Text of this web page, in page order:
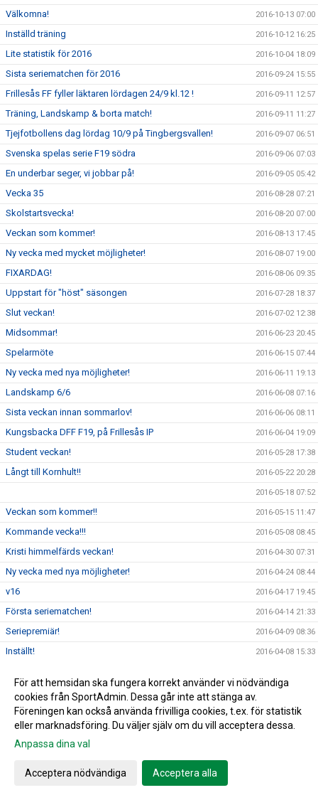
Välkomna! 2016-10-13 07:00
Inställd träning 2016-10-12 16:25
Lite statistik för 2016 2016-10-04 18:09
Sista seriematchen för 2016 2016-09-24 15:55
Frillesås FF fyller läktaren lördagen 24/9 kl.12 ! 2016-09-11 12:57
Träning, Landskamp & borta match! 2016-09-11 11:27
Tjejfotbollens dag lördag 10/9 på Tingbergsvallen! 2016-09-07 06:51
Svenska spelas serie F19 södra 2016-09-06 07:03
En underbar seger, vi jobbar på! 2016-09-05 05:42
Vecka 35 2016-08-28 07:21
Skolstartsvecka! 2016-08-20 07:00
Veckan som kommer! 2016-08-13 17:45
Ny vecka med mycket möjligheter! 2016-08-07 19:00
FIXARDAG! 2016-08-06 09:35
Uppstart för "höst" säsongen 2016-07-28 18:37
Slut veckan! 2016-07-02 12:38
Midsommar! 2016-06-23 20:45
Spelarmöte 2016-06-15 07:44
Ny vecka med nya möjligheter! 2016-06-11 19:13
Landskamp 6/6 2016-06-08 07:16
Sista veckan innan sommarlov! 2016-06-06 08:11
Kungsbacka DFF F19, på Frillesås IP 2016-06-04 19:09
Student veckan! 2016-05-28 17:38
Långt till Kornhult!! 2016-05-22 20:28
2016-05-18 07:52
Veckan som kommer!! 2016-05-15 11:47
Kommande vecka!!! 2016-05-08 08:45
Kristi himmelfärds veckan! 2016-04-30 07:31
Ny vecka med nya möjligheter! 2016-04-24 08:44
v16 2016-04-17 19:45
Första seriematchen! 2016-04-14 21:33
Seriepremiär! 2016-04-09 08:36
Inställt! 2016-04-08 15:33
Kommande vecka! 2016-03-26 07:55
PÅSK 2016-03-20 19:17
Före Påsk veckan! 2016-03-12 08:14
Träningsmatch!
Serien 2016
För att hemsidan ska fungera korrekt använder vi nödvändiga
cookies från SportAdmin. Dessa går inte att stänga av.
Föreningen kan också använda frivilliga cookies, t.ex. för statistik
eller marknadsföring. Du väljer själv om du vill acceptera dessa.
Anpassa dina val
Acceptera nödvändiga Acceptera alla